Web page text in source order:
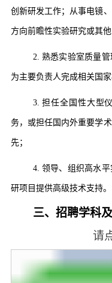
创新研发工作；从事电镜
方向前瞻性实验研究或其
2. 熟悉实验室质量
为主要负责人完成相关国
3.担任全国性大型
务，或担任国内外重要学
先；
4. 领导、组织高水
研项目提供高级技术支持。
三、招聘学科
请